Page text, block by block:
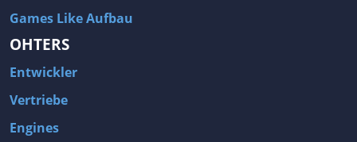
Games Like Aufbau
OHTERS
Entwickler
Vertriebe
Engines